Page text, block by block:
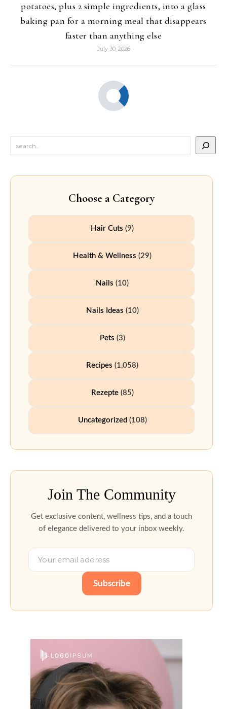
potatoes, plus 2 simple ingredients, into a glass
baking pan for a morning meal that disappears
faster than anything else
July 30, 2026
Choose a Category
Hair Cuts (9)
Health & Wellness (29)
Nails (10)
Nails Ideas (10)
Pets (3)
Recipes (1,058)
Rezepte(85)
Uncategorized (108)
Join The Community
Get exclusive content, wellness tips, and a touch
of elegance delivered to your inbox weekly.
Subscribe